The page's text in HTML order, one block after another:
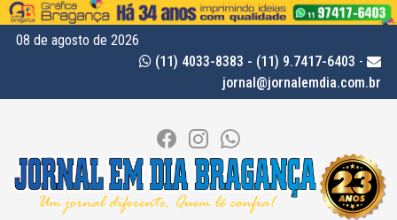
08 de agosto de 2026
(11) 4033-8383 - (11) 9.7417-6403 -
jornal@jornalemdia.com.br